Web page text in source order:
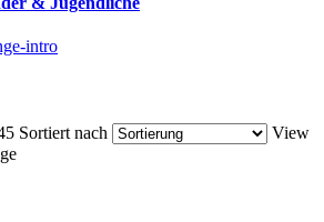
Sortiert nach
View